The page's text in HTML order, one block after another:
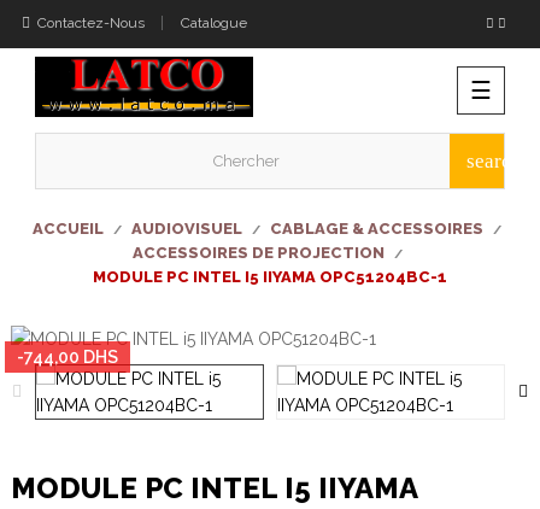
Contactez-Nous Catalogue
la
☰
search
ACCUEIL AUDIOVISUEL
CABLAGE & ACCESSOIRES
ACCESSOIRES DE PROJECTION
MODULE PC INTEL I5 IIYAMA OPC51204BC-1
-744,00 DHS
MODULE PC INTEL I5 IIYAMA